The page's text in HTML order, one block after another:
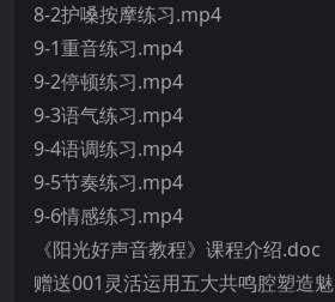
8-2护嗓按摩练习.mp4
9-1重音练习.mp4
9-2停顿练习.mp4
9-3语气练习.mp4
9-4语调练习.mp4
9-5节奏练习.mp4
9-6情感练习.mp4
《阳光好声音教程》课程介绍.doc
赠送001灵活运用五大共鸣腔塑造